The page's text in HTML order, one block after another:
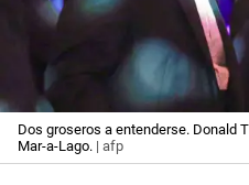
Dos groseros a entenderse. Donald
Mar-a-Lago. | afp